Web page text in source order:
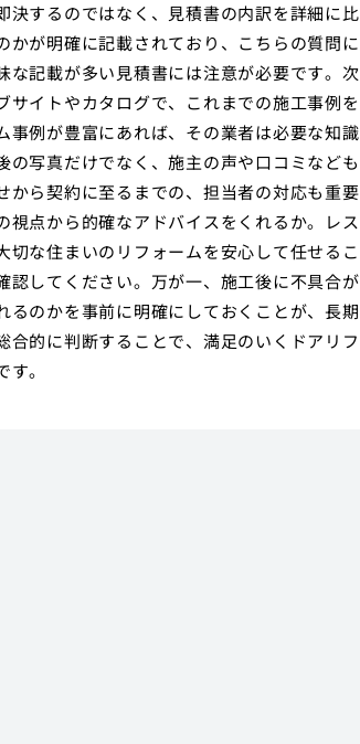
するのではなく、見積書の内訳を詳細に
が明確に記載されており、こちらの質問
な記載が多い見積書には注意が必要です。次
イトやカタログで、これまでの施工事例
例が豊富にあれば、その業者は必要な知
写真だけでなく、施主の声や口コミなど
ら契約に至るまでの、担当者の対応も重
点から的確なアドバイスをくれるか。レ
な住まいのリフォームを安心して任せる
してください。万が一、施工後に不具合
のかを事前に明確にしておくことが、長
的に判断することで、満足のいくドアリ
。